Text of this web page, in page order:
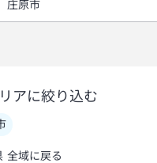
アに絞り込む
全域に戻る